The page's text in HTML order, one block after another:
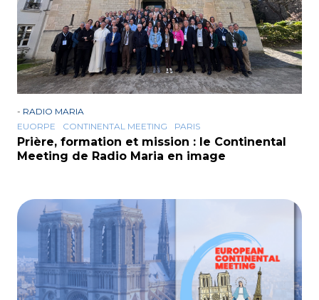
- RADIO MARIA
EUORPE
CONTINENTAL MEETING PARIS
Prière, formation et mission : le Continental
Meeting de Radio Maria en image